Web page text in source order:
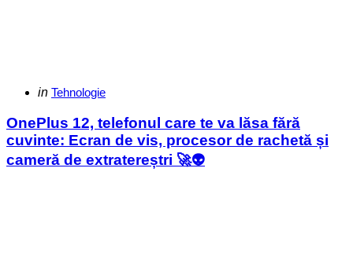
Categories
Posted
in Tehnologie
OnePlus 12, telefonul care te va lăsa fără
cuvinte: Ecran de vis, procesor de rachetă și
cameră de extratereștri 🚀👽